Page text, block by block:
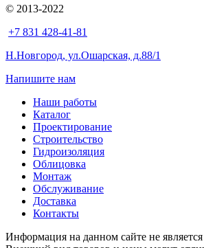
© 2013-2022
+7 831 428-41-81
Н.Новгород, ул.Ошарская, д.88/1
Напишите нам
Наши работы
Каталог
Проектирование
Строительство
Гидроизоляция
Облицовка
Монтаж
Обслуживание
Доставка
Контакты
Информация на данном сайте не